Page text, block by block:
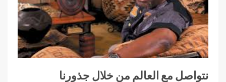
نتواصل مع العالم من خلال جذورنا